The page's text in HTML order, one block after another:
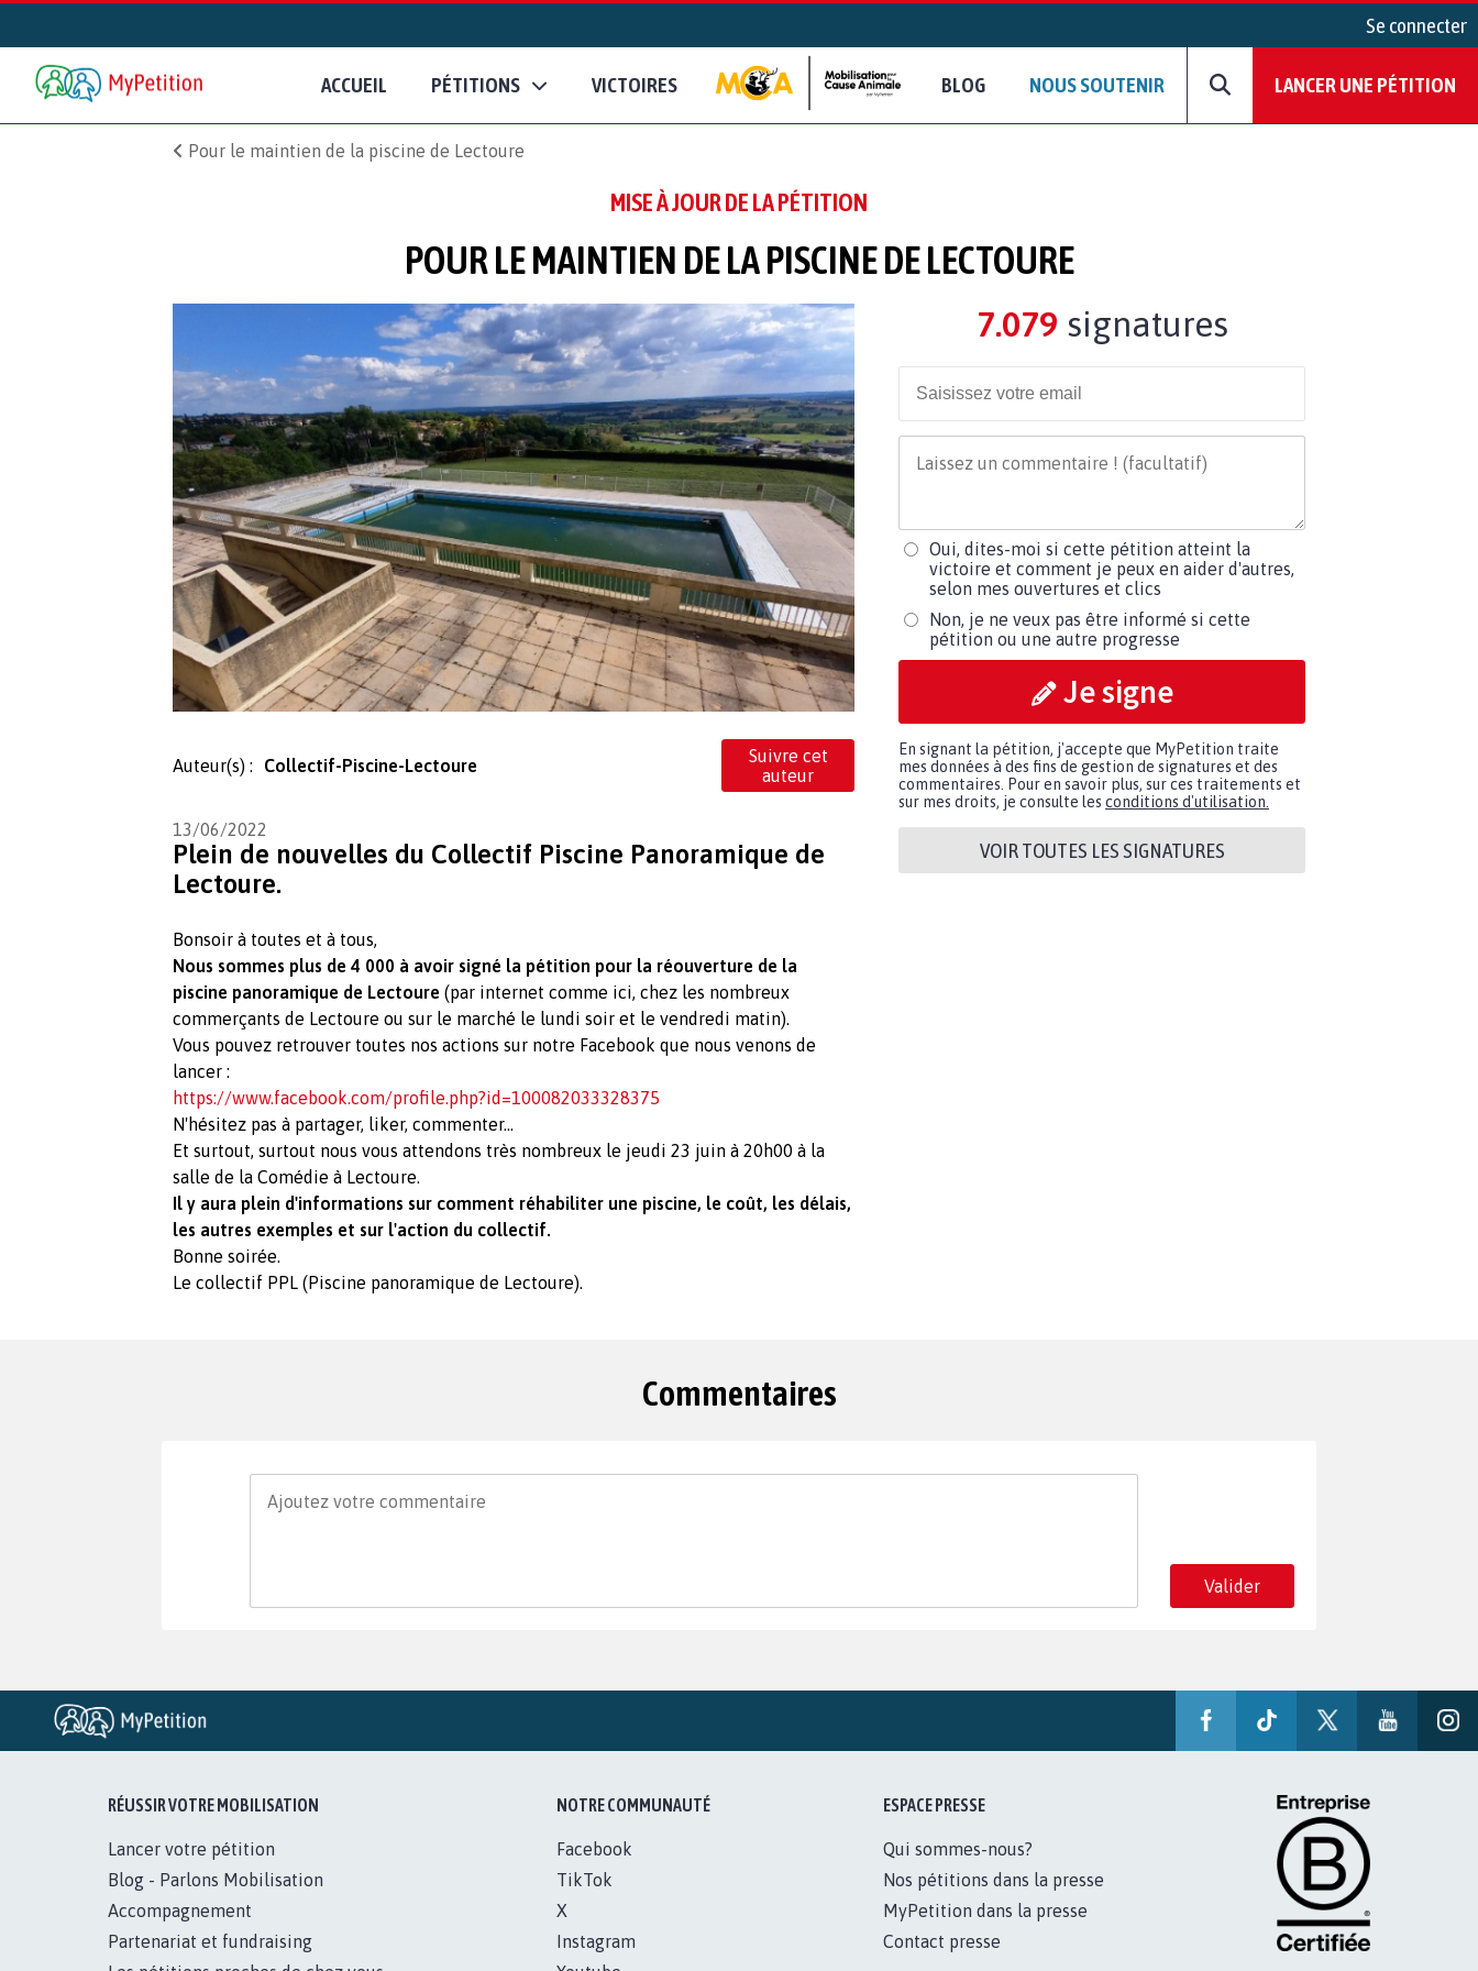
Se connecter
ACCUEIL PÉTITIONS VICTOIRES BLOG NOUS SOUTENIR LANCER UNE PÉTITION
Pour le maintien de la piscine de Lectoure
MISE À JOUR DE LA PÉTITION
POUR LE MAINTIEN DE LA PISCINE DE LECTOURE
Auteur(s) : Collectif-Piscine-Lectoure
Suivre cet
auteur
13/06/2022
Plein de nouvelles du Collectif Piscine Panoramique de
Lectoure.
Bonsoir à toutes et à tous,
Nous sommes plus de 4 000 à avoir signé la pétition pour la réouverture de la
piscine panoramique de Lectoure (par internet comme ici, chez les nombreux
commerçants de Lectoure ou sur le marché le lundi soir et le vendredi matin).
Vous pouvez retrouver toutes nos actions sur notre Facebook que nous venons de
lancer :
https://www.facebook.com/profile.php?id=100082033328375
N'hésitez pas à partager, liker, commenter...
Et surtout, surtout nous vous attendons très nombreux le jeudi 23 juin à 20h00 à la
salle de la Comédie à Lectoure.
Il y aura plein d'informations sur comment réhabiliter une piscine, le coût, les délais,
les autres exemples et sur l'action du collectif.
Bonne soirée.
Le collectif PPL (Piscine panoramique de Lectoure).
7.079 signatures
Oui, dites-moi si cette pétition atteint la
victoire et comment je peux en aider d'autres,
selon mes ouvertures et clics
Non, je ne veux pas être informé si cette
pétition ou une autre progresse
Je signe
En signant la pétition, j'accepte que MyPetition traite
mes données à des fins de gestion de signatures et des
commentaires. Pour en savoir plus, sur ces traitements et
sur mes droits, je consulte les conditions d'utilisation.
VOIR TOUTES LES SIGNATURES
Commentaires
Valider
RÉUSSIR VOTRE MOBILISATION
Lancer votre pétition
Blog - Parlons Mobilisation
Accompagnement
Partenariat et fundraising
NOTRE COMMUNAUTÉ
Facebook
TikTok
X
Instagram
ESPACE PRESSE
Qui sommes-nous?
Nos pétitions dans la presse
MyPetition dans la presse
Contact presse